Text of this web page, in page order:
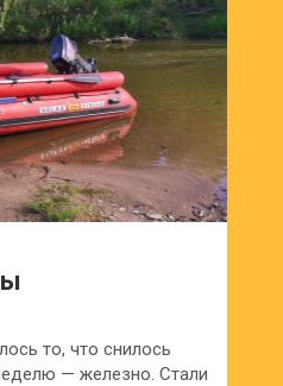
то, что снилось
— железно. Стали